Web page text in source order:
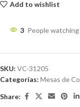
Add to wishlist
3 People
SKU: VC-31205
Categorías: Mesas de
Share: